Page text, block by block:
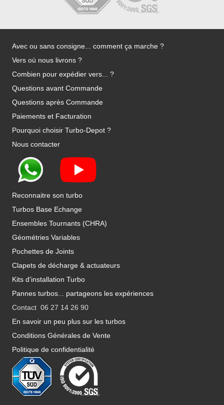
Avec ou sans consigne... comment ça marche ?
Vers où nous livrons ?
Combien pour expédier vers... ?
Questions avant Commande
Questions après Commande
Paiements et Facturation
Pourquoi choisir Turbo-Depot ?
Nous contacter
Reconnaitre son turbo
Turbos Base Echange
Ensembles Tournants (CHRA)
Géométries Variables
Pochettes de Joints
Clapets de décharge & actuateurs
Kits d'installation Turbo
Pannes turbos... partageons les expériences
Contact 06 27 14 26 90
En savoir un peu plus sur les turbos
Conditions Générales de Vente
Politique de confidentialité